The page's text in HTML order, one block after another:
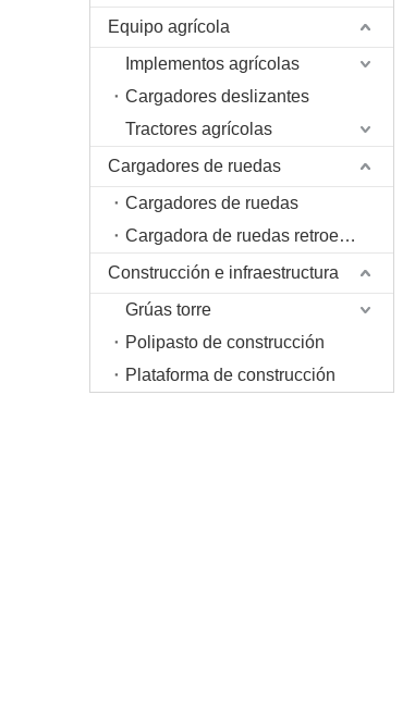
Equipo agrícola
Implementos agrícolas
Cargadores deslizantes
Tractores agrícolas
Cargadores de ruedas
Cargadores de ruedas
Cargadora de ruedas retroexcavadora
Construcción e infraestructura
Grúas torre
Polipasto de construcción
Plataforma de construcción